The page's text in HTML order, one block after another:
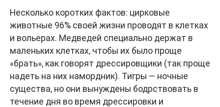
Несколько коротких фактов: цирковые
животные 96% своей жизни проводят в клетках
и вольерах. Медведей специально держат в
маленьких клетках, чтобы их было проще
«брать», как говорят дрессировщики (так проще
надеть на них намордник). Тигры — ночные
существа, но они вынуждены бодрствовать в
течение дня во время дрессировки и